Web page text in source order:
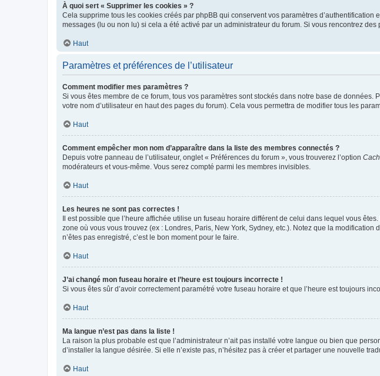
À quoi sert « Supprimer les cookies » ?
Cela supprime tous les cookies créés par phpBB qui conservent vos paramètres
messages (lu ou non lu) si cela a été activé par un administrateur du forum. Si vous rencontrez
Haut
Paramètres et préférences de l’utilisateur
Comment modifier mes paramètres ?
Si vous êtes membre de ce forum, tous vos paramètres sont stockés dans notre base de données.
votre nom d’utilisateur en haut des pages du forum). Cela vous permettra de modifier tous les
Haut
Comment empêcher mon nom d’apparaître dans la liste des membres connectés ?
Depuis votre panneau de l’utilisateur, onglet « Préférences du forum », vous trouverez l’option
modérateurs et vous-même. Vous serez compté parmi les membres invisibles.
Haut
Les heures ne sont pas correctes !
Il est possible que l’heure affichée utilise un fuseau horaire différent de celui dans lequel vous
zone où vous vous trouvez (ex : Londres, Paris, New York, Sydney, etc.). Notez que la
n’êtes pas enregistré, c’est le bon moment pour le faire.
Haut
J’ai changé mon fuseau horaire et l’heure est toujours incorrecte !
Si vous êtes sûr d’avoir correctement paramétré votre fuseau horaire et que l’heure est toujours
Haut
Ma langue n’est pas dans la liste !
La raison la plus probable est que l’administrateur n’ait pas installé votre langue ou bien que
d’installer la langue désirée. Si elle n’existe pas, n’hésitez pas à créer et partager une nouvelle
Haut